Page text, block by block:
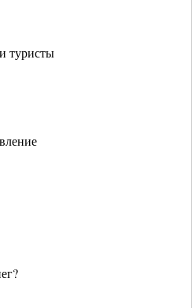
туристы